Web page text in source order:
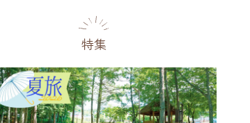
温泉・スパ その他施設 ごはん
特集